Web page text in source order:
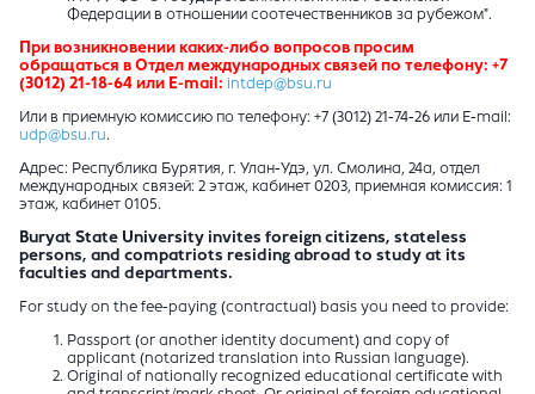
Федерации в отношении соотечественников за рубежом".
При возникновении каких-либо вопросов просим
обращаться в Отдел международных связей по телефону: +7
(3012) 21-18-64 или E-mail: intdep@bsu.ru
Или в приемную комиссию по телефону: +7 (3012) 21-74-26 или E-mail:
udp@bsu.ru.
Адрес: Республика Бурятия, г. Улан-Удэ, ул. Смолина, 24а, отдел
международных связей: 2 этаж, кабинет 0203, приемная комиссия: 1
этаж, кабинет 0105.
Buryat State University invites foreign citizens, stateless
persons, and compatriots residing abroad to study at its
faculties and departments.
For study on the fee-paying (contractual) basis you need to provide:
Passport (or another identity document) and copy of
applicant (notarized translation into Russian language).
Original of nationally recognized educational certificate with